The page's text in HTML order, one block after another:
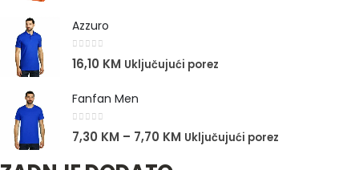
Azzuro
16,10 KM Uključujući porez
Fanfan Men
7,30 KM – 7,70 KM Uključujući porez